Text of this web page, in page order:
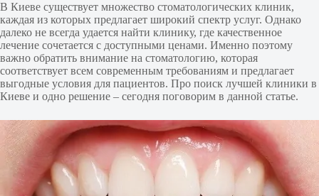
В Киеве существует множество стоматологических клиник,
каждая из которых предлагает широкий спектр услуг. Однако
далеко не всегда удается найти клинику, где качественное
лечение сочетается с доступными ценами. Именно поэтому
важно обратить внимание на стоматологию, которая
соответствует всем современным требованиям и предлагает
выгодные условия для пациентов. Про поиск лучшей клиники в
Киеве и одно решение – сегодня поговорим в данной статье.